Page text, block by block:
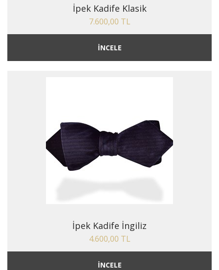
İpek Kadife Klasik
7.600,00 TL
İNCELE
İpek Kadife İngiliz
4.600,00 TL
İNCELE